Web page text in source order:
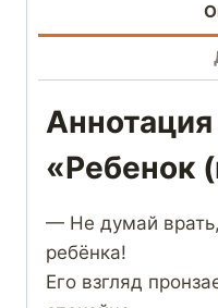
Аннотация
«Ребенок
— Не думай
ребёнка!
Его взгляд